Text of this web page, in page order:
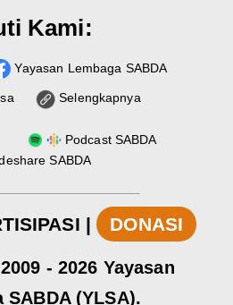
Kami:
Yayasan Lembaga SABDA
Selengkapnya
Podcast SABDA
SABDA
| DONASI
- 2026 Yayasan
SABDA (YLSA).